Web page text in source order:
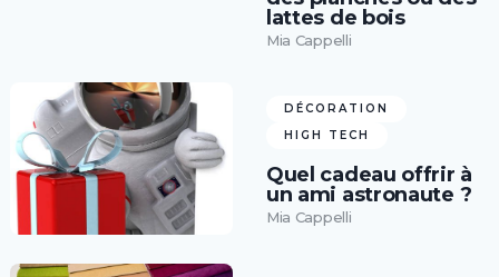
lattes de bois
Mia Cappelli
DÉCORATION
HIGH TECH
Quel cadeau offrir à
un ami astronaute ?
Mia Cappelli